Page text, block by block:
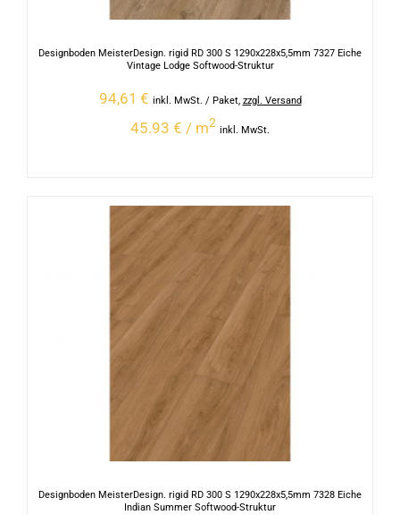
Designboden MeisterDesign. rigid RD 300 S 1290x228x5,5mm 7327 Eiche
Vintage Lodge Softwood-Struktur
94,61 € inkl. MwSt. / Paket, zzgl. Versand
45.93 € / m2
inkl. MwSt.
Designboden MeisterDesign. rigid RD 300 S 1290x228x5,5mm 7328 Eiche
Indian Summer Softwood-Struktur